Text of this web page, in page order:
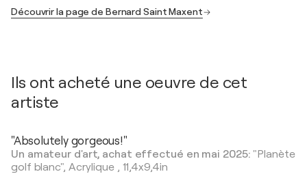
Découvrir la page de Bernard Saint Maxent
Ils ont acheté une oeuvre de cet
artiste
"Absolutely gorgeous!"
Un amateur d'art, achat effectué en mai 2025: "Planète
golf blanc", Acrylique, 11,4x9,4in